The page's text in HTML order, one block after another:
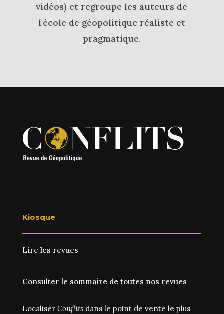
vidéos) et regroupe les auteurs de
l'école de géopolitique réaliste et
pragmatique.
Kiosque
Lire les revues
Consulter le sommaire de toutes nos revues
Localiser Conflitsdans le point de vente le plus